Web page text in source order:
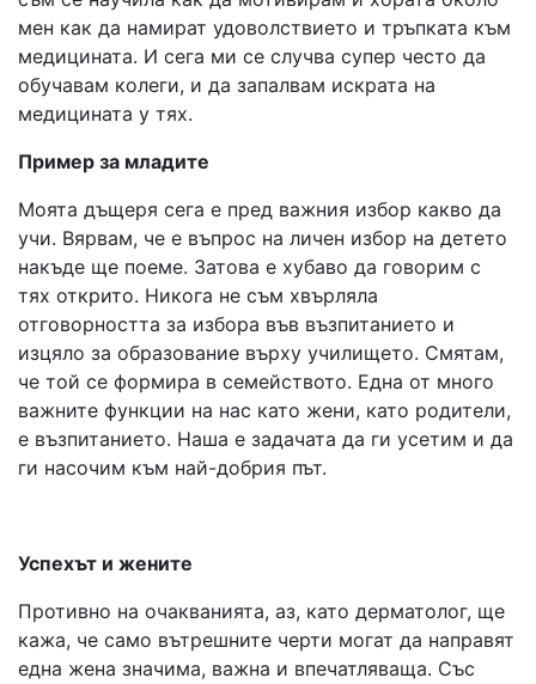
мен как да намират удоволствието и тръпката към
медицината. И сега ми се случва супер често да
обучавам колеги, и да запалвам искрата на
медицината у тях.
Пример за младите
Моята дъщеря сега е пред важния избор какво да
учи. Вярвам, че е въпрос на личен избор на детето
накъде ще поеме. Затова е хубаво да говорим с
тях открито. Никога не съм хвърляла
отговорността за избора във възпитанието и
изцяло за образование върху училището. Смятам,
че той се формира в семейството. Една от много
важните функции на нас като жени, като родители,
е възпитанието. Наша е задачата да ги усетим и да
ги насочим към най-добрия път.
Успехът и жените
Противно на очакванията, аз, като дерматолог, ще
кажа, че само вътрешните черти могат да направят
една жена значима, важна и впечатляваща. Със